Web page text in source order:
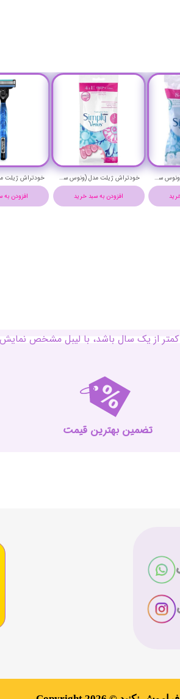
افزودن به
خودتراش ژیلت مدل (ونوس سیمپلی 3) بسته 5 عددی - GILLETTE venus simply 3
افزودن به سبد خرید
خودتراش ژیلت مدل (ونوس سیمپلی 2) بسته 12 عددی - GILLETTE venus simply 2
از یک سال باشد، با لیبل مشخص
تضمین بهترین قیمت